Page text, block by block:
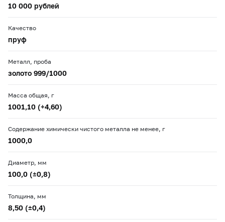
10 000 рублей
Качество
пруф
Металл, проба
золото 999/1000
Масса общая, г
1001,10 (+4,60)
Содержание химически чистого металла не менее, г
1000,0
Диаметр, мм
100,0 (±0,8)
Толщина, мм
8,50 (±0,4)